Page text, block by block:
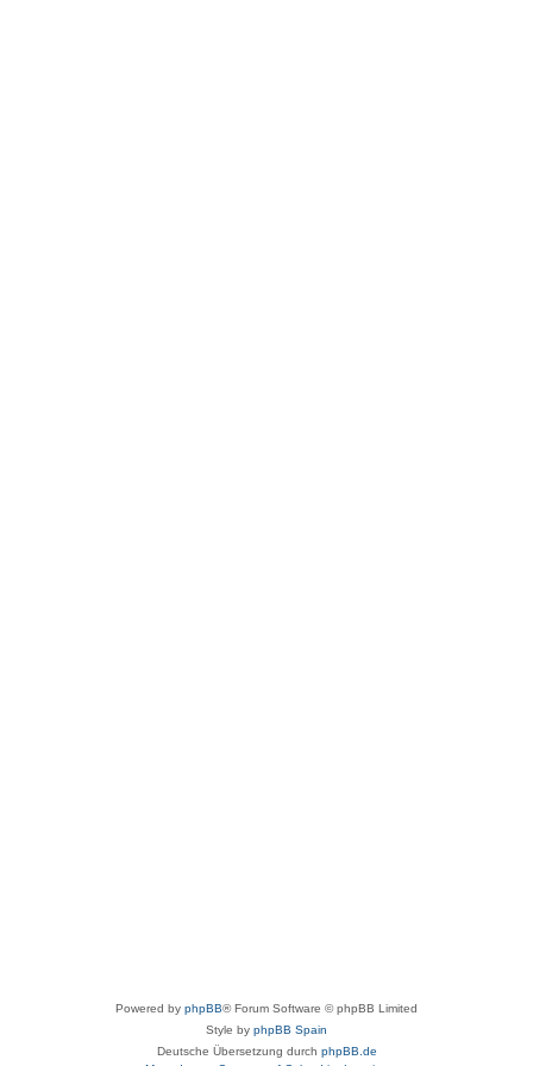
Powered by phpBB® Forum Software © phpBB Limited
Style by phpBB Spain
Deutsche Übersetzung durch phpBB.de